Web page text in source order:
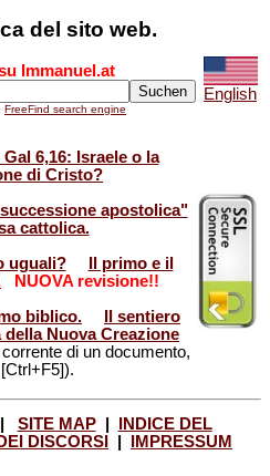
del sito web.
Immanuel.at
FreeFind search engine
English
6,16: Israele o la
di Cristo?
apostolica"
cattolica.
uguali?
Il primo e il
NUOVA revisione!!
biblico.
Il sentiero
Nuova Creazione
di un documento,
SITE MAP|
INDICE DEL
DISCORSI IMPRESSUM